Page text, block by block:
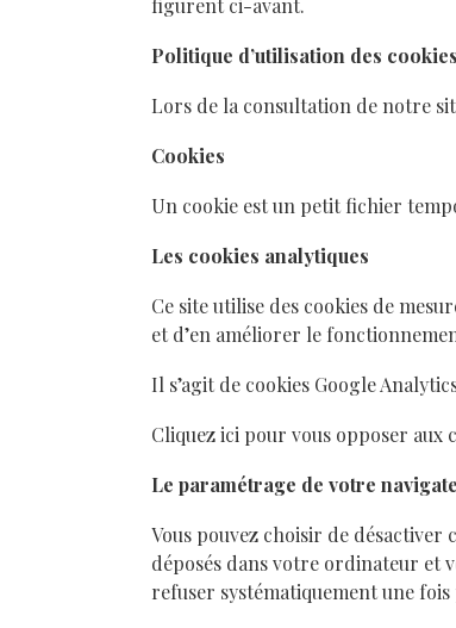
figurent ci-avant.
Politique d’utilisation des cookies
Lors de la consultation de notre
Cookies
Un cookie est un petit fichier
Les cookies analytiques
Ce site utilise des cookies de
et d’en améliorer le
Il s’agit de cookies Google
Cliquez ici pour vous opposer aux
Le paramétrage de votre
Vous pouvez choisir de
déposés dans votre ordinateur et
refuser systématiquement une